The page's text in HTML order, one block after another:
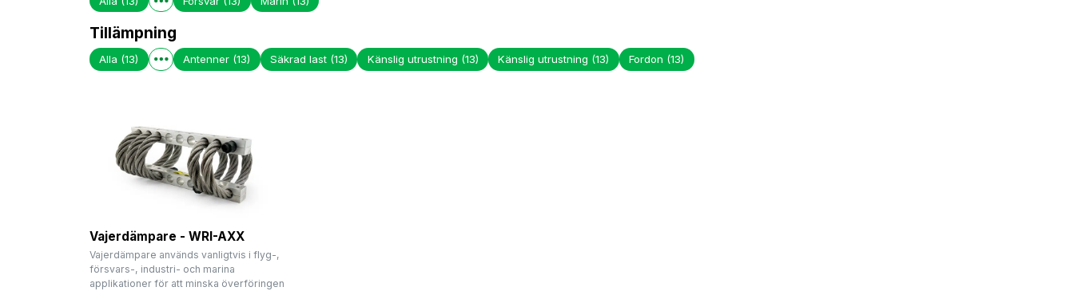
Tillämpning
Alla (13) Antenner (13) Säkrad last (13) Känslig utrustning (13) Känslig utrustning (13) Fordon (13)
Vajerdämpare - WRI-AXX
Vajerdämpare används vanligtvis i flyg-,
försvars-, industri- och marina
applikationer för att minska överföringen